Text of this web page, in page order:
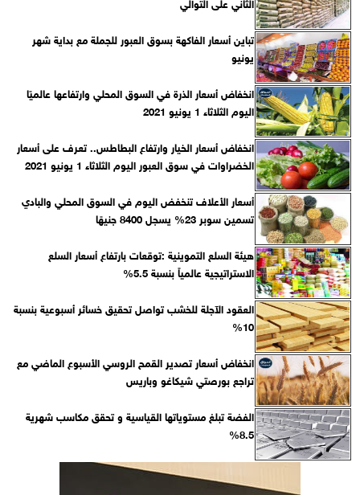
تباين أسعار الفاكهة بسوق العبور للجملة مع بداية شهر
يونيو
انخفاض أسعار الذرة في السوق المحلي وارتفاعها عالميًا
اليوم الثلاثاء 1 يونيو 2021
انخفاض أسعار الخيار وارتفاع البطاطس.. تعرف على أسعار
الخضراوات في سوق العبور اليوم الثلاثاء 1 يونيو 2021
أسعار الأعلاف تنخفض اليوم في السوق المحلي والبادي
تسمين سوبر 23% يسجل 8400 جنيهًا
هيئة السلع التموينية :توقعات بارتفاع أسعار السلع
الاستراتيجية عالمياً بنسبة 5.5%
العقود الآجلة للخشب تواصل تحقيق خسائر أسبوعية بنسبة
10%
انخفاض أسعار تصدير القمح الروسي الأسبوع الماضي مع
تراجع بورصتي شيكاغو وباريس
الفضة تبلغ مستوياتها القياسية و تحقق مكاسب شهرية
8.5%